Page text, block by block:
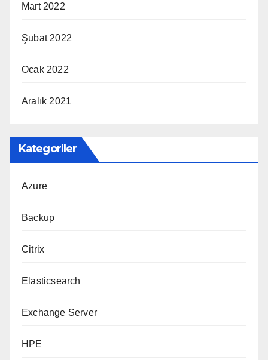
Mart 2022
Şubat 2022
Ocak 2022
Aralık 2021
Kategoriler
Azure
Backup
Citrix
Elasticsearch
Exchange Server
HPE